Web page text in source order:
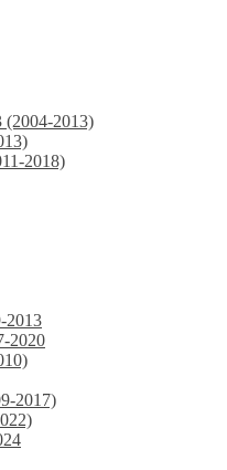
(2004-2013)
2018)
2013
2020
2017)